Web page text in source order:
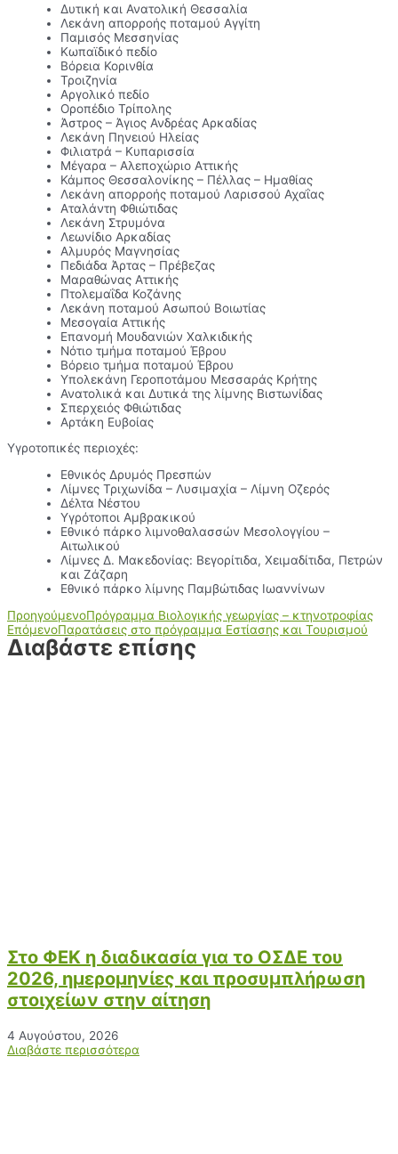
Δυτική και Ανατολική Θεσσαλία
Λεκάνη απορροής ποταμού Αγγίτη
Παμισός Μεσσηνίας
Κωπαϊδικό πεδίο
Βόρεια Κορινθία
Τροιζηνία
Αργολικό πεδίο
Οροπέδιο Τρίπολης
Άστρος – Άγιος Ανδρέας Αρκαδίας
Λεκάνη Πηνειού Ηλείας
Φιλιατρά – Κυπαρισσία
Μέγαρα – Αλεποχώριο Αττικής
Κάμπος Θεσσαλονίκης – Πέλλας – Ημαθίας
Λεκάνη απορροής ποταμού Λαρισσού Αχαΐας
Αταλάντη Φθιώτιδας
Λεκάνη Στρυμόνα
Λεωνίδιο Αρκαδίας
Αλμυρός Μαγνησίας
Πεδιάδα Άρτας – Πρέβεζας
Μαραθώνας Αττικής
Πτολεμαΐδα Κοζάνης
Λεκάνη ποταμού Ασωπού Βοιωτίας
Μεσογαία Αττικής
Επανομή Μουδανιών Χαλκιδικής
Νότιο τμήμα ποταμού Έβρου
Βόρειο τμήμα ποταμού Έβρου
Υπολεκάνη Γεροποτάμου Μεσσαράς Κρήτης
Ανατολικά και Δυτικά της λίμνης Βιστωνίδας
Σπερχειός Φθιώτιδας
Αρτάκη Ευβοίας
Υγροτοπικές περιοχές:
Εθνικός Δρυμός Πρεσπών
Λίμνες Τριχωνίδα – Λυσιμαχία – Λίμνη Οζερός
Δέλτα Νέστου
Υγρότοποι Αμβρακικού
Εθνικό πάρκο λιμνοθαλασσών Μεσολογγίου –
Αιτωλικού
Λίμνες Δ. Μακεδονίας: Βεγορίτιδα, Χειμαδίτιδα, Πετρών
και Ζάζαρη
Εθνικό πάρκο λίμνης Παμβώτιδας Ιωαννίνων
ΠροηγούμενοΠρόγραμμα Βιολογικής γεωργίας – κτηνοτροφίας
ΕπόμενοΠαρατάσεις στο πρόγραμμα Εστίασης και Τουρισμού
Διαβάστε επίσης
Στο ΦΕΚ η διαδικασία για το ΟΣΔΕ του
2026, ημερομηνίες και προσυμπλήρωση
στοιχείων στην αίτηση
4 Αυγούστου, 2026
Διαβάστε περισσότερα